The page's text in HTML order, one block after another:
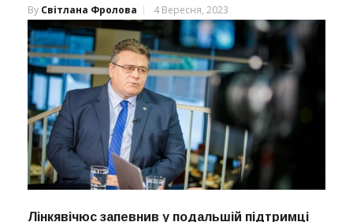
By Світлана Фролова 4 Вересня, 2023
Лінкявічюс запевнив у подальшій підтримці